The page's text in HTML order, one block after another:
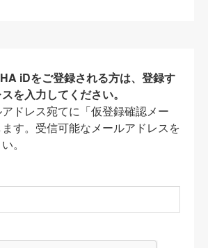
iDをご登録される方は、登録す
を入力してください。
ドレス宛てに「仮登録確認メー
す。受信可能なメールアドレスを
。